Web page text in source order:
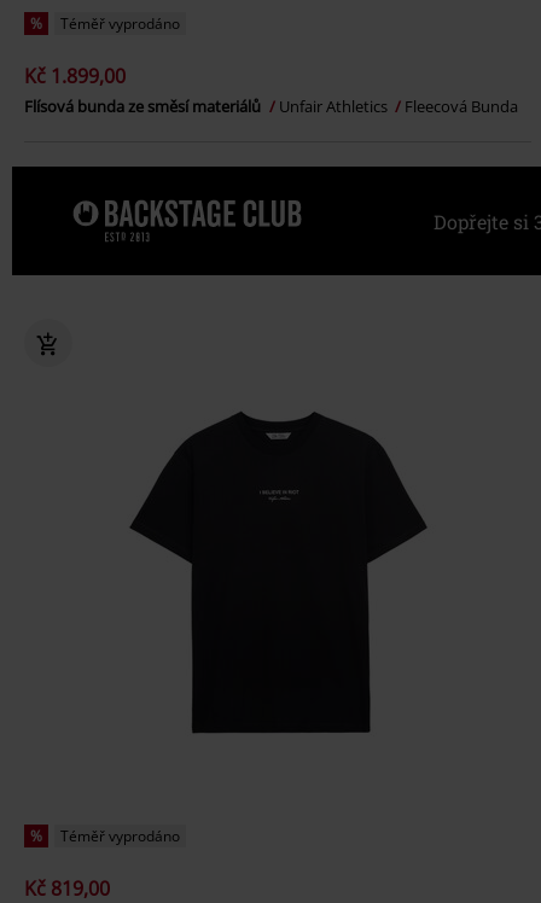
% Téměř vyprodáno
Kč 1.899,00
Flísová bunda ze směsí materiálů Unfair Athletics Fleecová Bunda
Dopřejte si
% Téměř vyprodáno
Kč 819,00